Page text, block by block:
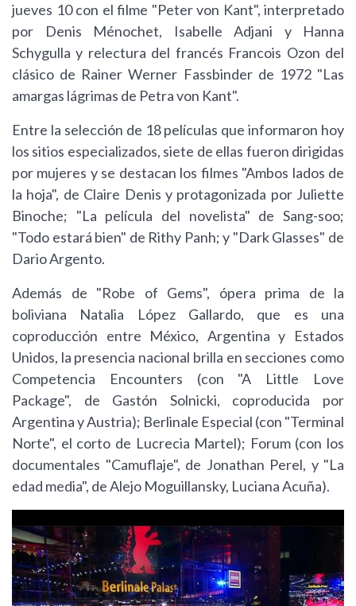
jueves 10 con el filme "Peter von Kant", interpretado
por Denis Ménochet, Isabelle Adjani y Hanna
Schygulla y relectura del francés Francois Ozon del
clásico de Rainer Werner Fassbinder de 1972 "Las
amargas lágrimas de Petra von Kant".
Entre la selección de 18 películas que informaron hoy
los sitios especializados, siete de ellas fueron dirigidas
por mujeres y se destacan los filmes "Ambos lados de
la hoja", de Claire Denis y protagonizada por Juliette
Binoche; "La película del novelista" de Sang-soo;
"Todo estará bien" de Rithy Panh; y "Dark Glasses" de
Dario Argento.
Además de "Robe of Gems", ópera prima de la
boliviana Natalia López Gallardo, que es una
coproducción entre México, Argentina y Estados
Unidos, la presencia nacional brilla en secciones como
Competencia Encounters (con "A Little Love
Package", de Gastón Solnicki, coproducida por
Argentina y Austria); Berlinale Especial (con "Terminal
Norte", el corto de Lucrecia Martel); Forum (con los
documentales "Camuflaje", de Jonathan Perel, y "La
edad media", de Alejo Moguillansky, Luciana Acuña).